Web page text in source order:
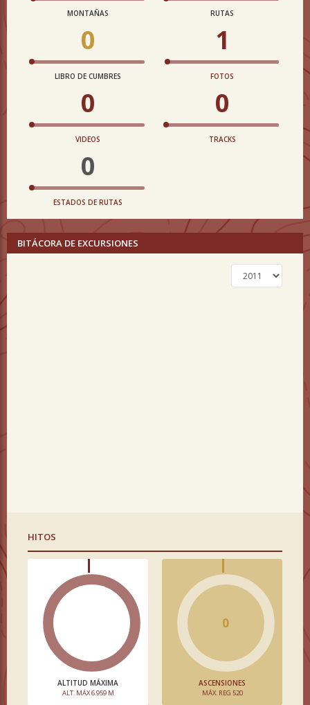
MONTAÑAS RUTAS
0
LIBRO DE CUMBRES
1
FOTOS
0
VIDEOS
0
TRACKS
0
ESTADOS DE RUTAS
BITÁCORA DE EXCURSIONES
HITOS
ALTITUD MÁXIMA
ALT. MÁX 6.959 M
0
ASCENSIONES
MÁX. REG 520